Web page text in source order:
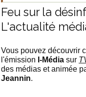
Feu sur la
L'actualité
Vous pouvez découvrir
l'émission I-Média sur
des médias et animée
Jeannin.